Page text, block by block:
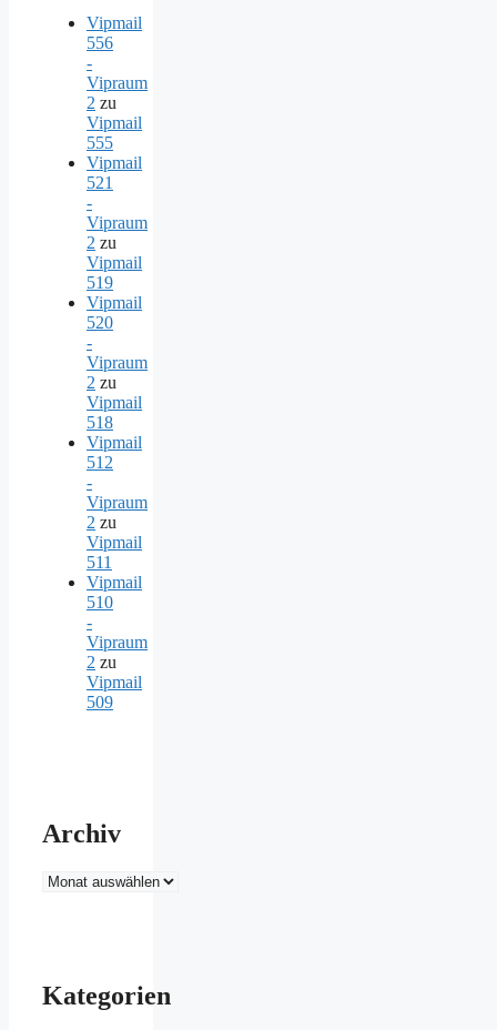
Vipmail
556
-
Vipraum
2 zu
Vipmail
555
Vipmail
521
-
Vipraum
2 zu
Vipmail
519
Vipmail
520
-
Vipraum
2 zu
Vipmail
518
Vipmail
512
-
Vipraum
2 zu
Vipmail
511
Vipmail
510
-
Vipraum
2 zu
Vipmail
509
Archiv
Archiv
Kategorien